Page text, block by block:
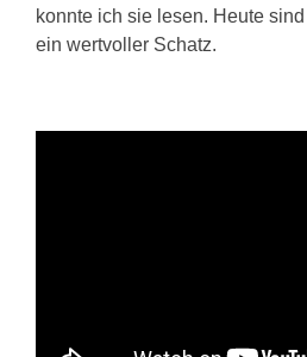
konnte ich sie lesen. Heute
ein wertvoller Schatz.